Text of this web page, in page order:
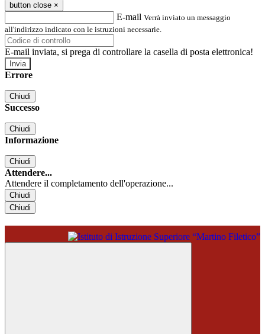
button close ×
E-mail Verrà inviato un messaggio
all'indirizzo indicato con le istruzioni necessarie.
E-mail inviata, si prega di controllare la casella di posta elettronica!
Errore
Chiudi
Successo
Chiudi
Informazione
Chiudi
Attendere...
Attendere il completamento dell'operazione...
Chiudi
Chiudi